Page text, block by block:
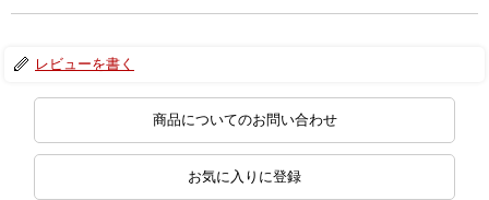
レビューを書く
商品についてのお問い合わせ
お気に入りに登録